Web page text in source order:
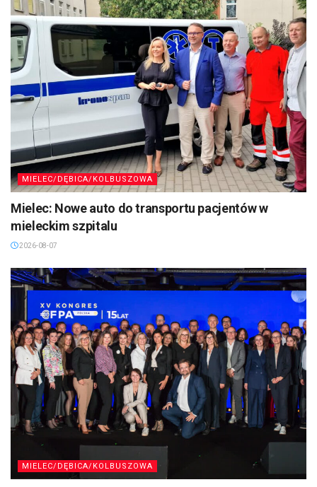
MIELEC/DĘBICA/KOLBUSZOWA
Mielec: Nowe auto do transportu pacjentów w
mieleckim szpitalu
2026-08-07
MIELEC/DĘBICA/KOLBUSZOWA